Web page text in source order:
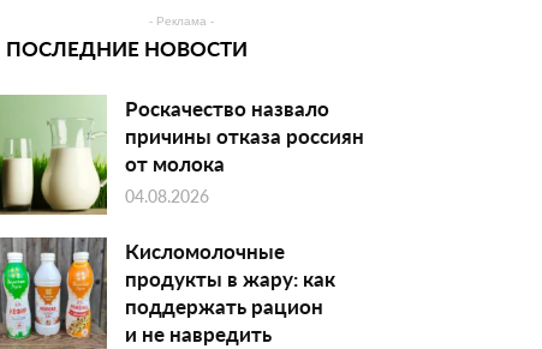
- Реклама -
ПОСЛЕДНИЕ НОВОСТИ
Роскачество назвало
причины отказа россиян
от молока
04.08.2026
Кисломолочные
продукты в жару: как
поддержать рацион
и не навредить